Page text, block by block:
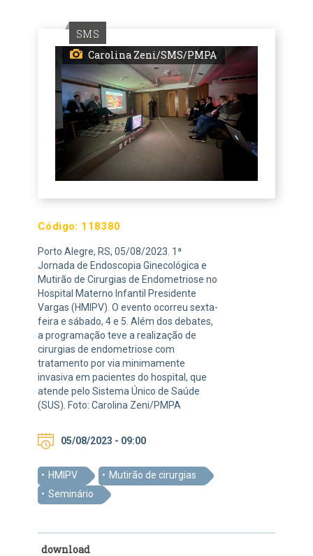
SMS
Carolina Zeni/SMS/PMPA
Código: 118380
Porto Alegre, RS, 05/08/2023. 1ª
Jornada de Endoscopia Ginecológica e
Mutirão de Cirurgias de Endometriose no
Hospital Materno Infantil Presidente
Vargas (HMIPV). O evento ocorreu sexta-
feira e sábado, 4 e 5. Além dos debates,
a programação teve a realização de
cirurgias de endometriose com
tratamento por via minimamente
invasiva em pacientes do hospital, que
atende pelo Sistema Único de Saúde
(SUS). Foto: Carolina Zeni/PMPA
05/08/2023 - 09:00
HMIPV
Mutirão de cirurgias
Seminário
download